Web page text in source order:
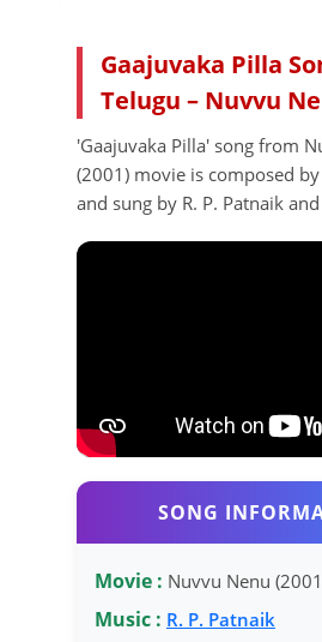
Gaajuvaka Pilla
Telugu – Nuvvu
'Gaajuvaka Pilla' song from
(2001) movie is composed by
and sung by R. P. Patnaik
SONG
Movie : Nuvvu Nenu
Music : R. P. Patnaik